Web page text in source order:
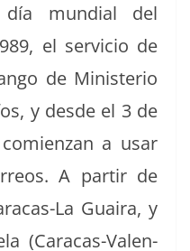
mundi­al del
el ser­vi­cio de
de Min­is­te­rio
y des­de el 3 de
a usar
A par­tir de
La Guaira, y
(Cara­cas-Valen­